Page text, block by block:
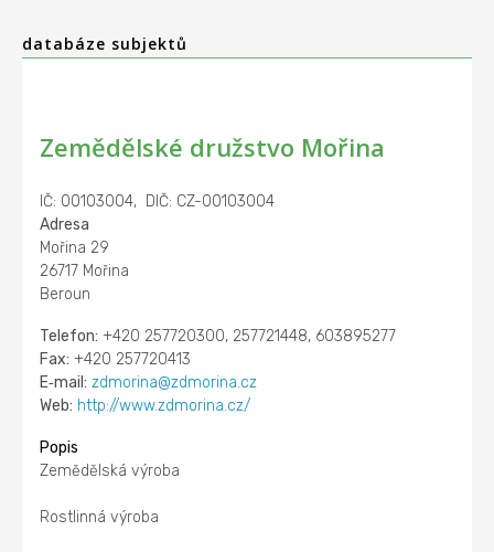
databáze subjektů
Zemědělské družstvo Mořina
IČ: 00103004, DIČ: CZ-00103004
Adresa
Mořina 29
26717 Mořina
Beroun
Telefon: +420 257720300, 257721448, 603895277
Fax: +420 257720413
E‑mail: zdmorina@zdmorina.cz
Web: http://www.zdmorina.cz/
Popis
Zemědělská výroba
Rostlinná výroba